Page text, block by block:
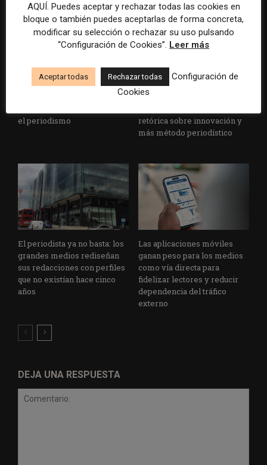
Usar la IA solo para producir
el periodismo
Doce lecciones de Oxford
retórica sobre innovación y
más método periodístico
El periodista ya no basta: los
grandes medios rediseñan
sus redacciones con perfiles
que no existían hace cinco
años
Las aplicaciones móviles
ganan peso para los medios
como vía directa para
fidelizar lectores y reducir
dependencia del tráfico
externo
DEJA UNA RESPUESTA
AQUÍ. Puedes aceptar y rechazar todas las cookies en
bloque o también puedes aceptarlas de forma concreta,
modificar su selección o rechazar su uso pulsando
“Configuración de Cookies”. Leer más
Aceptar todas Rechazar todas
Configuración de
Cookies